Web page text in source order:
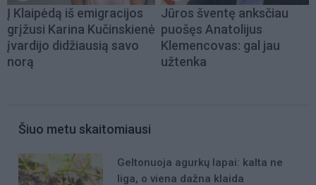
Į Klaipėdą iš emigracijos
grįžusi Karina Kučinskienė
įvardijo didžiausią savo
norą
Jūros šventę anksčiau
puošęs Anatolijus
Klemencovas: gal jau
užtenka
Šiuo metu skaitomiausi
Geltonuoja agurkų lapai: kalta ne
liga, o viena dažna klaida